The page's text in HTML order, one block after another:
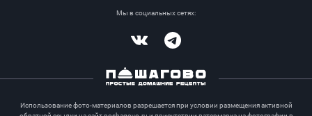
Мы в социальных сетях:
Использование фото-материалов разрешается при условии размещения активной